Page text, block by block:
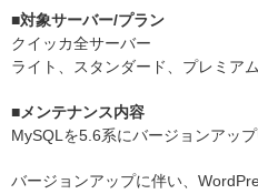
■対象サーバー/プラン
クイッカ全サーバー
ライト、スタンダード、プレミア
■メンテナンス内容
MySQLを5.6系にバージョンアップ
バージョンアップに伴い、